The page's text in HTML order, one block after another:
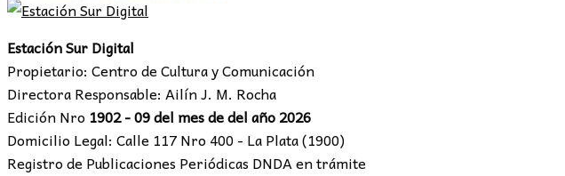
Estación Sur Digital
Propietario: Centro de Cultura y Comunicación
Directora Responsable: Ailín J. M. Rocha
Edición Nro 1902 - 09 del mes de del año 2026
Domicilio Legal: Calle 117 Nro 400 - La Plata (1900)
Registro de Publicaciones Periódicas DNDA en trámite